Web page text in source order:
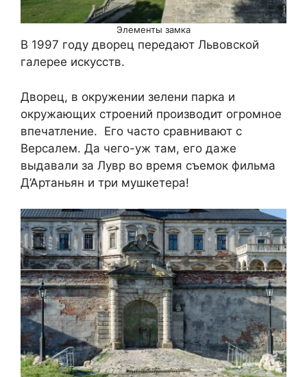
Элементы замка
В 1997 году дворец передают Львовской
галерее искусств.
Дворец, в окружении зелени парка и
окружающих строений производит огромное
впечатление. Его часто сравнивают с
Версалем. Да чего-уж там, его даже
выдавали за Лувр во время съемок фильма
Д’Артаньян и три мушкетера!